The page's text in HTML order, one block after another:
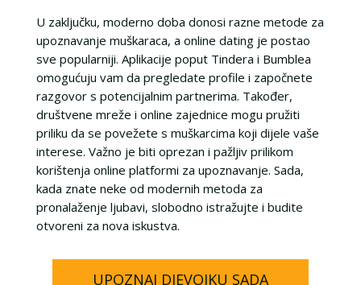
U zaključku, moderno doba donosi razne metode za
upoznavanje muškaraca, a online dating je postao
sve popularniji. Aplikacije poput Tindera i Bumblea
omogućuju vam da pregledate profile i započnete
razgovor s potencijalnim partnerima. Također,
društvene mreže i online zajednice mogu pružiti
priliku da se povežete s muškarcima koji dijele vaše
interese. Važno je biti oprezan i pažljiv prilikom
korištenja online platformi za upoznavanje. Sada,
kada znate neke od modernih metoda za
pronalaženje ljubavi, slobodno istražujte i budite
otvoreni za nova iskustva.
UPOZNAJ DJEVOJKU SADA